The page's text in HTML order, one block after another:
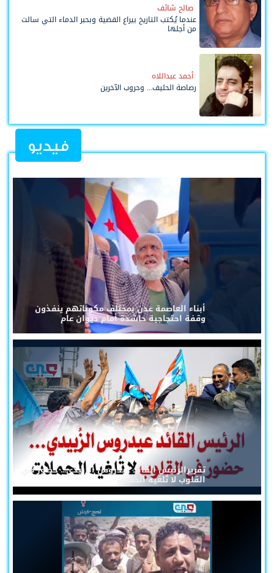
صالح شائف
عندما يُكتب التاريخ بيراع القضية وبحبر الدماء التي سالت
من أجلها
أحمد عبداللاه
رصاصة الحليف... وحروب الآخرين
فيديو
أبناء العاصمة عدن بمختلف مكوناتهم ينفذون
وقفة احتجاجية حاشدة أمام ديوان عام
تقريرالرئيس القائد عيدروس الزُبيدي... حضورٌ في
القلوب لا تُلغيه الحملات